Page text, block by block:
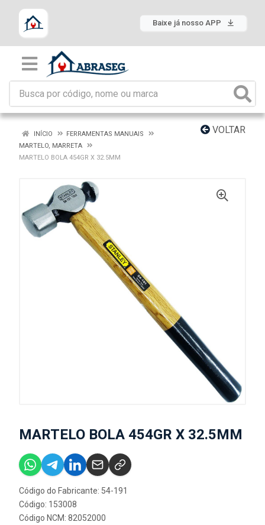
Baixe já nosso APP
VOLTAR
INÍCIO
FERRAMENTAS MANUAIS
MARTELO, MARRETA
MARTELO BOLA 454GR X 32.5MM
MARTELO BOLA 454GR X 32.5MM
Código do Fabricante: 54-191
Código: 153008
Código NCM: 82052000